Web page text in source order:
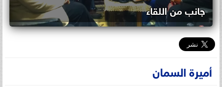
جانب من اللقاء
أميرة السمان